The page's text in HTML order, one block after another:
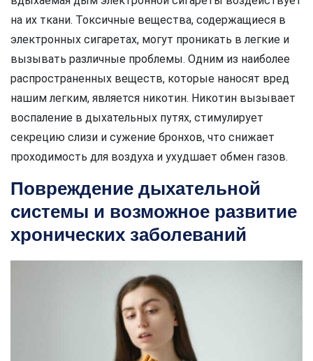
на их ткани. Токсичные вещества, содержащиеся в
электронных сигаретах, могут проникать в легкие и
вызывать различные проблемы. Одним из наиболее
распространенных веществ, которые наносят вред
нашим легким, является никотин. Никотин вызывает
воспаление в дыхательных путях, стимулирует
секрецию слизи и сужение бронхов, что снижает
проходимость для воздуха и ухудшает обмен газов.
Повреждение дыхательной
системы и возможное развитие
хронических заболеваний